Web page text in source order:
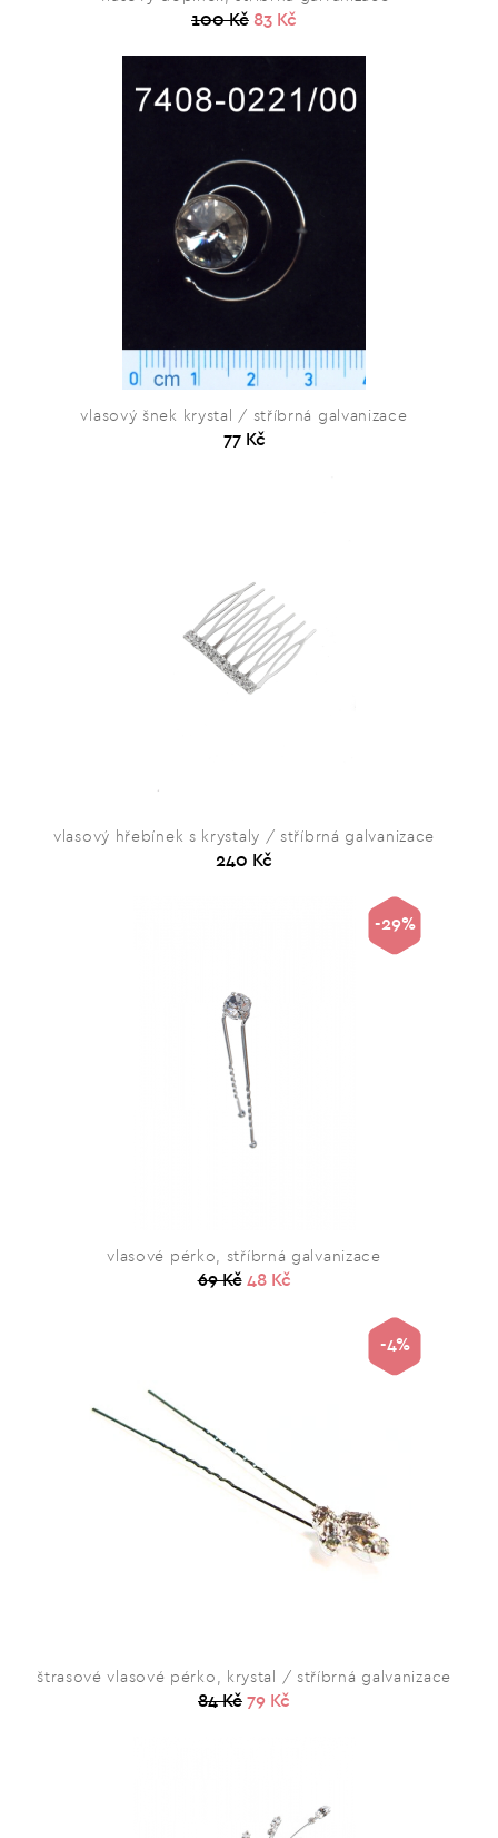
100 Kč 83 Kč
vlasový šnek krystal / stříbrná galvanizace
77 Kč
vlasový hřebínek s krystaly / stříbrná galvanizace
240 Kč
vlasové pérko, stříbrná galvanizace
69 Kč 48 Kč
-29%
štrasové vlasové pérko, krystal / stříbrná galvanizace
84 Kč 79 Kč
-4%